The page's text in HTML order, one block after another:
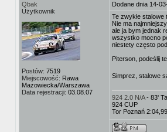
Qbak
Użytkownik
Postów: 7519
Miejscowość: Rawa
Mazowiecka/Warszawa
Data rejestracji: 03.08.07
Dodane dnia 14-
Te zwykłe
Nie ma
ale ja bym jednak
wszystko mocno
niestety często
Piterson, podeślij
Simprez, stalowe
924 2.0 N/A- 83'
924 CUP
Tor Poznań